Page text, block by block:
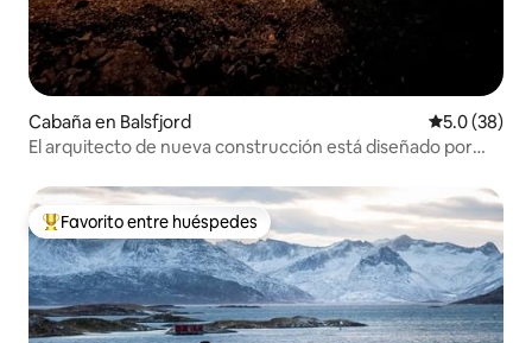
Cabaña en Balsfjord Calificación
5.0 (38)
El arquitecto de nueva construcción está diseñado por
Favorito entre huéspedes preferido
Favorito entre huéspedes